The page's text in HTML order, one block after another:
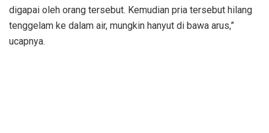
digapai oleh orang tersebut. Kemudian pria tersebut hilang
tenggelam ke dalam air, mungkin hanyut di bawa arus,”
ucapnya.